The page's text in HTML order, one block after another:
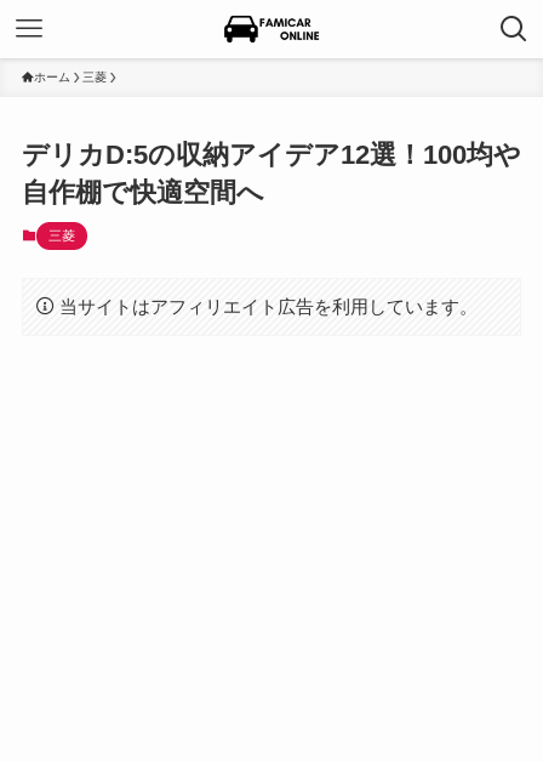
ホーム 三菱
デリカD:5の収納アイデア12選！100均や
自作棚で快適空間へ
三菱
当サイトはアフィリエイト広告を利用しています。